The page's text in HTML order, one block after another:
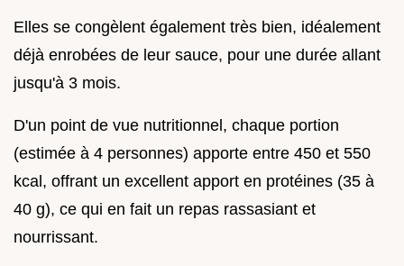
Elles se congèlent également très bien, idéalement
déjà enrobées de leur sauce, pour une durée allant
jusqu'à 3 mois.
D'un point de vue nutritionnel, chaque portion
(estimée à 4 personnes) apporte entre 450 et 550
kcal, offrant un excellent apport en protéines (35 à
40 g), ce qui en fait un repas rassasiant et
nourrissant.